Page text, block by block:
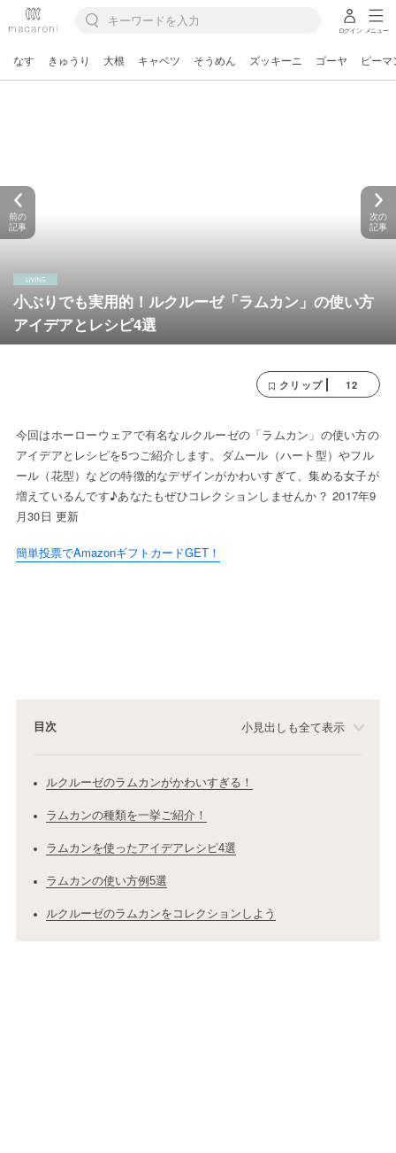
ログイン メニュー
なす きゅうり 大根 キャベツ そうめん ズッキーニ ゴーヤ ピーマ
小ぶりでも実用的！ルクルーゼ「ラムカン」の使い方
アイデアとレシピ4選
前の
記事
次の
記事
クリップ 12
今回はホーローウェアで有名なルクルーゼの「ラムカン」の使い方の
アイデアとレシピを5つご紹介します。ダムール（ハート型）やフル
ール（花型）などの特徴的なデザインがかわいすぎて、集める女子が
増えているんです♪あなたもぜひコレクションしませんか？ 2017年9
月30日 更新
簡単投票でAmazonギフトカードGET！
目次 小見出しも全て表示
ルクルーゼのラムカンがかわいすぎる！
ラムカンの種類を一挙ご紹介！
ラムカンを使ったアイデアレシピ4選
ラムカンの使い方例5選
ルクルーゼのラムカンをコレクションしよう